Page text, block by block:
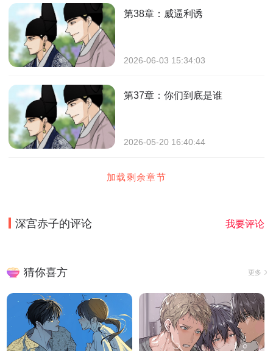
第38章：威逼利诱
2026-06-03 15:34:03
第37章：你们到底是谁
2026-05-20 16:40:44
加载剩余章节
深宫赤子的评论 我要评论
猜你喜方 更多